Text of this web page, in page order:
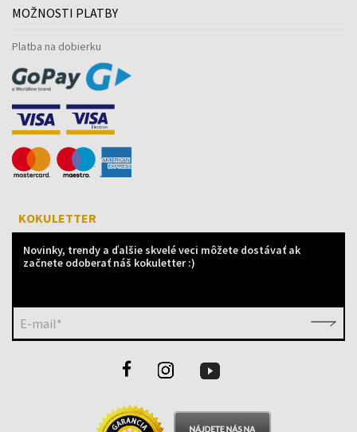
MOŽNOSTI PLATBY
Platba na dobierku
KOKULETTER
Novinky, trendy a ďalšie skvelé veci môžete dostávať ak
začnete odoberať náš kokuletter :)
E-mail*